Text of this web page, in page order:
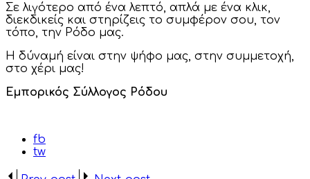
Σε λιγότερο από ένα λεπτό, απλά με ένα κλικ,
διεκδικείς και στηρίζεις το συμφέρον σου, τον
τόπο, την Ρόδο μας.
Η δύναμή είναι στην ψήφο μας, στην συμμετοχή,
στο χέρι μας!
Εμπορικός Σύλλογος Ρόδου
fb
tw